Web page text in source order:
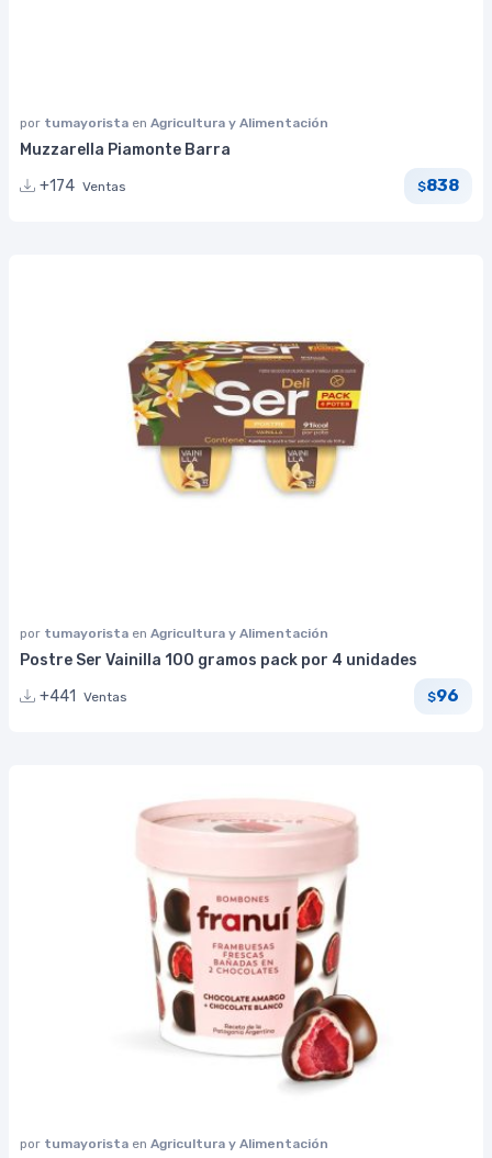
por tumayorista en Agricultura y Alimentación
Muzzarella Piamonte Barra
+174 Ventas $838
por tumayorista en Agricultura y Alimentación
Postre Ser Vainilla 100 gramos pack por 4 unidades
+441
Ventas $96
por tumayorista en Agricultura y Alimentación